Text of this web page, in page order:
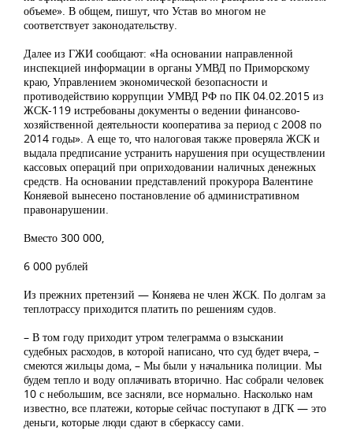
объеме». В общем, пишут, что Устав во многом не
соответствует законодательству.
Далее из ГЖИ сообщают: «На основании направленной
инспекцией информации в органы УМВД по Приморскому
краю, Управлением экономической безопасности и
противодействию коррупции УМВД РФ по ПК 04.02.2015 из
ЖСК-119 истребованы документы о ведении финансово-
хозяйственной деятельности кооператива за период с 2008 по
2014 годы». А еще то, что налоговая также проверяла ЖСК и
выдала предписание устранить нарушения при осуществлении
кассовых операций при оприходовании наличных денежных
средств. На основании представлений прокурора Валентине
Коняевой вынесено постановление об административном
правонарушении.
Вместо 300 000,
6 000 рублей
Из прежних претензий — Коняева не член ЖСК. По долгам за
теплотрассу приходится платить по решениям судов.
– В том году приходит утром телеграмма о взыскании
судебных расходов, в которой написано, что суд будет вчера, –
смеются жильцы дома, – Мы были у начальника полиции. Мы
будем тепло и воду оплачивать вторично. Нас собрали человек
10 с небольшим, все засняли, все нормально. Насколько нам
известно, все платежи, которые сейчас поступают в ДГК — это
деньги, которые люди сдают в сберкассу сами.